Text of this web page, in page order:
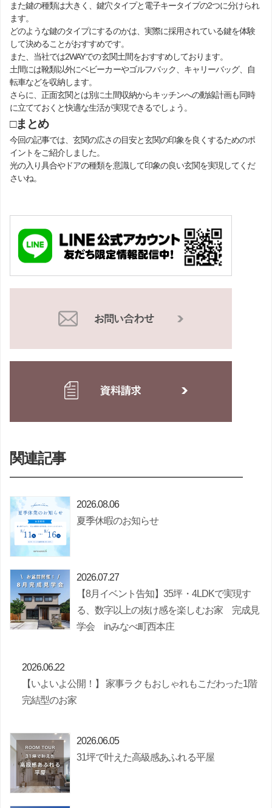
また鍵の種類は大きく、鍵穴タイプと電子キータイプの2つに分けられ
ます。
どのような鍵のタイプにするのかは、実際に採用されている鍵を体験
して決めることがおすすめです。
また、当社では2WAYでの玄関土間をおすすめしております。
土間には靴類以外にベビーカーやゴルフバック、キャリーバッグ、自
転車などを収納します。
さらに、正面玄関とは別に土間収納からキッチンへの動線計画も同時
に立てておくと快適な生活が実現できるでしょう。
□まとめ
今回の記事では、玄関の広さの目安と玄関の印象を良くするためのポ
イントをご紹介しました。
光の入り具合やドアの種類を意識して印象の良い玄関を実現してくだ
さいね。
関連記事
2026.08.06
夏季休暇のお知らせ
2026.07.27
【8月イベント告知】35坪・4LDKで実現す
る、数字以上の抜け感を楽しむお家 完成見
学会 inみなべ町西本庄
2026.06.22
【いよいよ公開！】 家事ラクもおしゃれもこだわった1階
完結型のお家
2026.06.05
31坪で叶えた高級感あふれる平屋